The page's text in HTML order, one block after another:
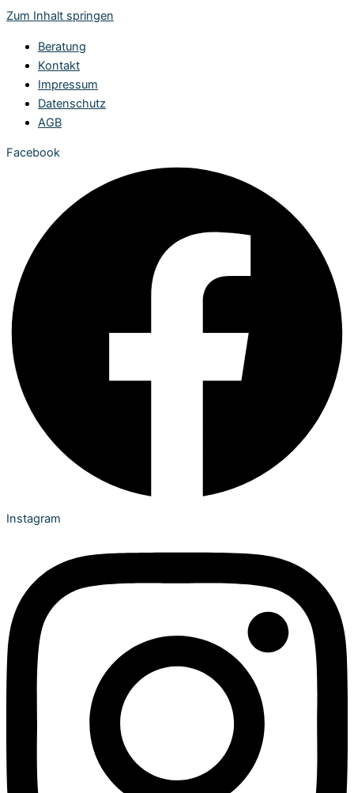
Zum Inhalt springen
Beratung
Kontakt
Impressum
Datenschutz
AGB
Facebook
Instagram